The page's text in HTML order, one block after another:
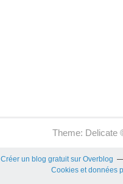
Theme: Delicate
Créer un blog gratuit sur Overblog
Cookies et données